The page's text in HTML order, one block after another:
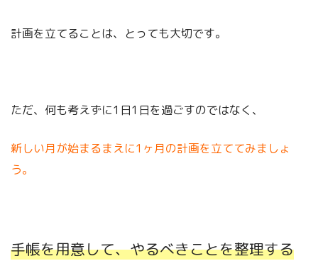
計画を立てることは、とっても大切です。
ただ、何も考えずに1日1日を過ごすのではなく、
新しい月が始まるまえに1 ヶ月の計画を立ててみましょ
う。
手帳を用意して、やるべきことを整理する